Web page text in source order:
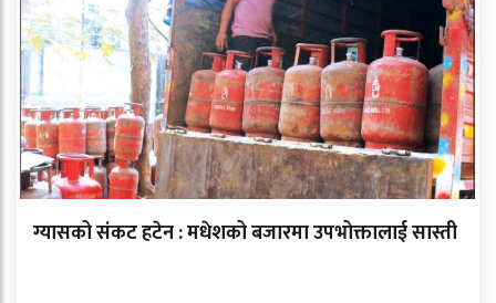
ग्यासको संकट हटेन : मधेशको बजारमा उपभोक्तालाई सास्ती